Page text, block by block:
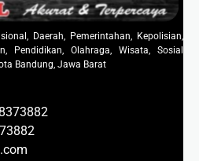
Daerah, Pemerintahan, Kepolisian,
Pendidikan, Olahraga, Wisata, Sosial
Bandung, Jawa Barat